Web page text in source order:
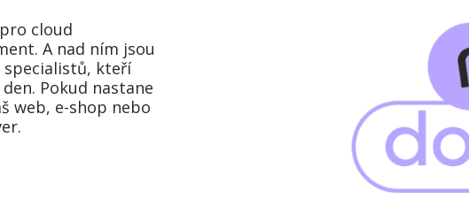
cloud
A nad ním jsou
specialistů, kteří
Pokud nastane
web, e-shop nebo